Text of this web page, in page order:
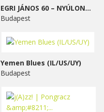
EGRI JÁNOS 60 – NYÚLON...
Budapest
Yemen Blues (IL/US/UY)
Budapest